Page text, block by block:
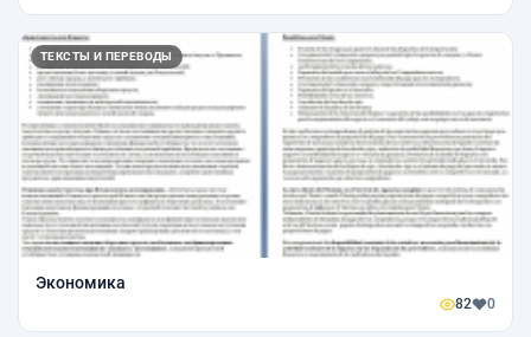
ТЕКСТЫ И ПЕРЕВОДЫ
Экономика
82 0